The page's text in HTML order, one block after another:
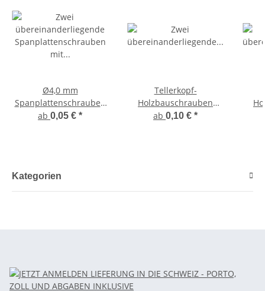
Ø4,0 mm
Spanplattenschrauben
mit Senkkopf
ab 0,05 € *
Tellerkopf-
Holzbauschrauben
Edelstahl A2 – Ø 4,0 mm
ab 0,10 € *
Kategorien